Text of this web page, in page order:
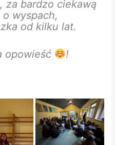
za bardzo ciekawą
wyspach,
od kilku lat.
opowieść !